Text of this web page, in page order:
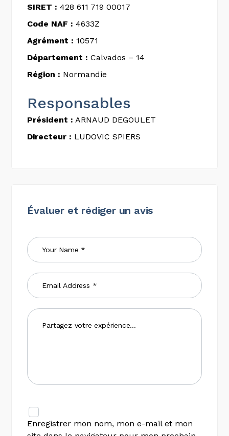
SIRET : 428 611 719 00017
Code NAF : 4633Z
Agrément : 10571
Département : Calvados – 14
Région : Normandie
Responsables
Président : ARNAUD DEGOULET
Directeur : LUDOVIC SPIERS
Évaluer et rédiger un avis
Enregistrer mon nom, mon e-mail et mon